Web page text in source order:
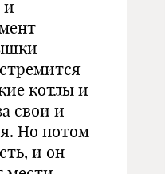
и
котлы и
свои и
Но потом
и он